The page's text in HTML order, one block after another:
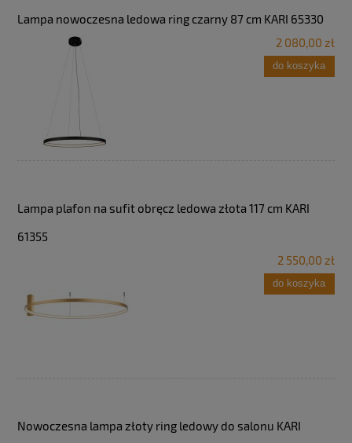
Lampa nowoczesna ledowa ring czarny 87 cm KARI 65330
2 080,00 zł
do koszyka
Lampa plafon na sufit obręcz ledowa złota 117 cm KARI
61355
2 550,00 zł
do koszyka
Nowoczesna lampa złoty ring ledowy do salonu KARI